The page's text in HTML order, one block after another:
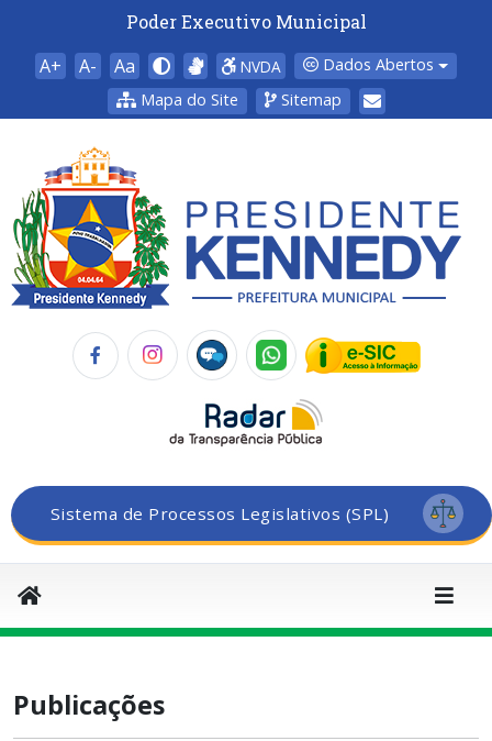
Poder Executivo Municipal
A+ A- Aa NVDA
Dados Abertos
Mapa do Site
Sitemap
Sistema de Processos Legislativos (SPL)
Publicações